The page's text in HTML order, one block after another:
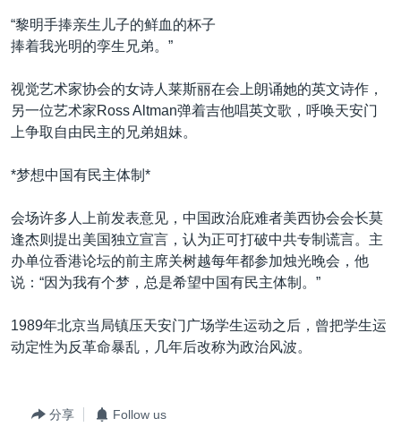
“黎明手捧亲生儿子的鲜血的杯子
捧着我光明的孪生兄弟。”
视觉艺术家协会的女诗人莱斯丽在会上朗诵她的英文诗作，
另一位艺术家Ross Altman弹着吉他唱英文歌，呼唤天安门
上争取自由民主的兄弟姐妹。
*梦想中国有民主体制*
会场许多人上前发表意见，中国政治庇难者美西协会会长莫
逢杰则提出美国独立宣言，认为正可打破中共专制谎言。主
办单位香港论坛的前主席关树越每年都参加烛光晚会，他
说：“因为我有个梦，总是希望中国有民主体制。”
1989年北京当局镇压天安门广场学生运动之后，曾把学生运
动定性为反革命暴乱，几年后改称为政治风波。
分享 Follow us